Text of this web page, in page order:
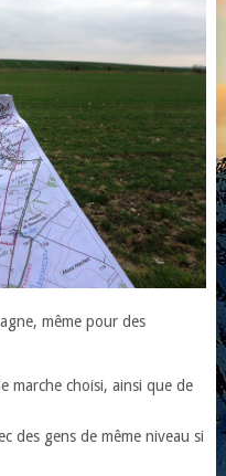
même pour des
marche choisi, ainsi que de
des gens de même niveau si